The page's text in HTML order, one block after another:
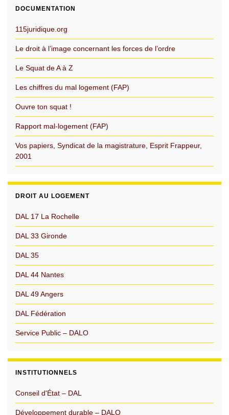
DOCUMENTATION
115juridique.org
Le droit à l’image concernant les forces de l’ordre
Le Squat de A à Z
Les chiffres du mal logement (FAP)
Ouvre ton squat !
Rapport mal-logement (FAP)
Vos papiers, Syndicat de la magistrature, Esprit Frappeur,
2001
DROIT AU LOGEMENT
DAL 17 La Rochelle
DAL 33 Gironde
DAL 35
DAL 44 Nantes
DAL 49 Angers
DAL Fédération
Service Public – DALO
INSTITUTIONNELS
Conseil d'État – DAL
Développement durable – DALO